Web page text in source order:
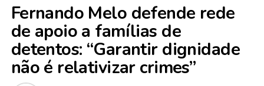
Fernando Melo defende rede
de apoio a famílias de
detentos: “Garantir dignidade
não é relativizar crimes”